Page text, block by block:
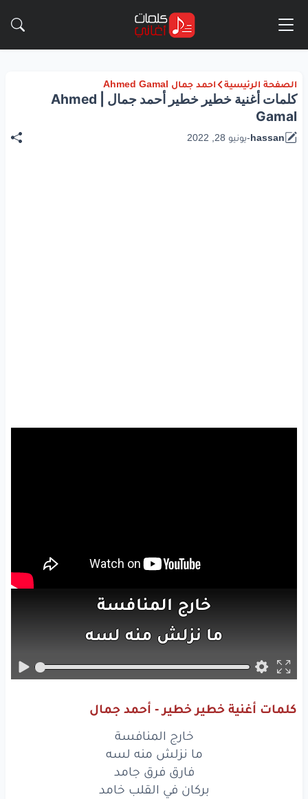
الصفحة الرئيسية احمد جمال Ahmed Gamal
كلمات أغنية خطير خطير أحمد جمال | Ahmed
Gamal
hassan
-يونيو 28, 2022
خارج المنافسة
ما نزلش منه لسه
فارقفرقجامد
مشتاقوعنديلوعه
خارجالمنافسة
كلمات أغنية خطير خطير - أحمد جمال
خارج المنافسة
ما نزلش منه لسه
فارق فرق جامد
بركان في القلب خامد